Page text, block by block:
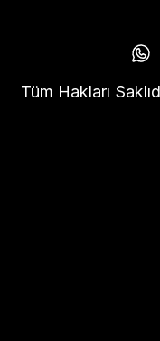
Tüm Hakları